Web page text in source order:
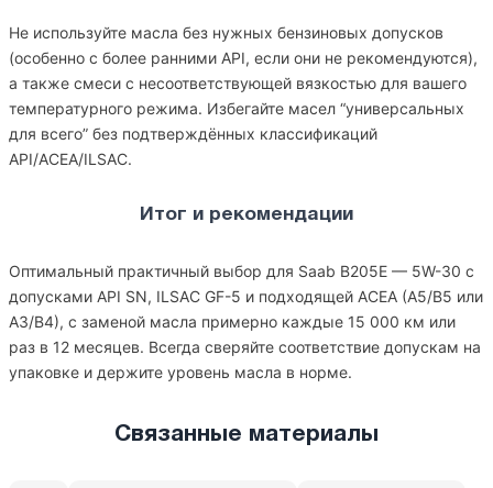
Не используйте масла без нужных бензиновых допусков
(особенно с более ранними API, если они не рекомендуются),
а также смеси с несоответствующей вязкостью для вашего
температурного режима. Избегайте масел “универсальных
для всего” без подтверждённых классификаций
API/ACEA/ILSAC.
Итог и рекомендации
Оптимальный практичный выбор для Saab B205E — 5W-30 с
допусками API SN, ILSAC GF-5 и подходящей ACEA (A5/B5 или
A3/B4), с заменой масла примерно каждые 15 000 км или
раз в 12 месяцев. Всегда сверяйте соответствие допускам на
упаковке и держите уровень масла в норме.
Связанные материалы